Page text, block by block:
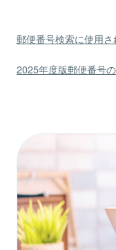
郵便番号検索に使用
2025年度版郵便番号